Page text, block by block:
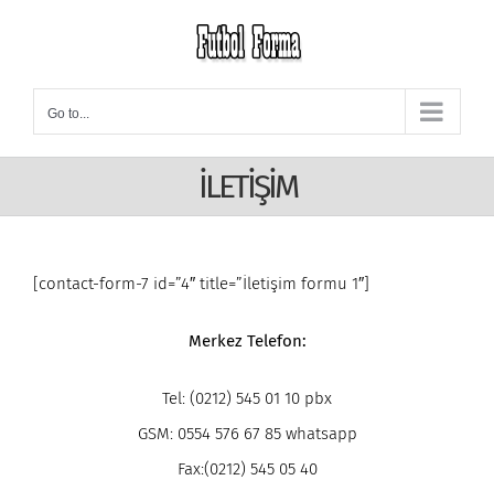
content
Go to...
İLETİŞİM
[contact-form-7 id=”4″ title=”İletişim formu 1″]
Merkez Telefon:
Tel: (0212) 545 01 10 pbx
GSM: 0554 576 67 85 whatsapp
Fax:(0212) 545 05 40